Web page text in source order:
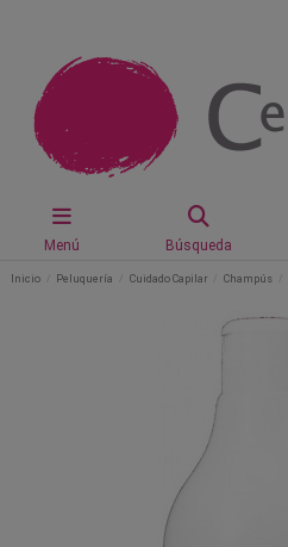
Menú Búsqueda
Inicio Peluquería Cuidado Capilar Champús